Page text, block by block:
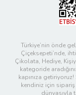
Türkiye’nin önde
Çiçeksepeti’nde,
Çikolata, Hediye,
kategoride
kapınıza
kendiniz için sipariş
dünyasıyla